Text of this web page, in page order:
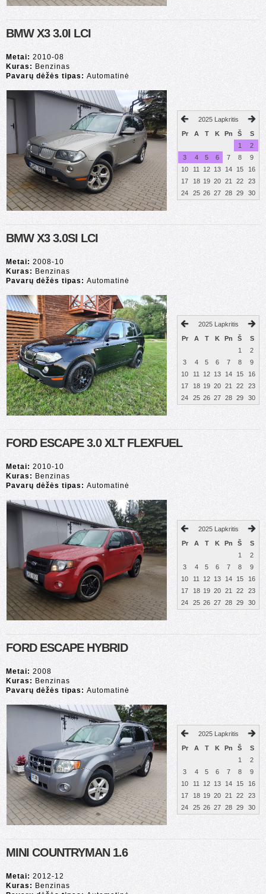
BMW X3 3.0I LCI
Metai: 2010-08
Kuras: Benzinas
Pavarų dėžės tipas: Automatinė
2025 Lapkritis
Pr
A T K Pn Š
S
1
2
3
4 5 6 7 8
9
10
11 12 13 14 15
16
17
18 19 20 21 22
23
24
25 26 27 28 29 30
BMW X3 3.0SI LCI
Metai: 2008-10
Kuras: Benzinas
Pavarų dėžės tipas: Automatinė
2025 Lapkritis
Pr
A T K Pn Š
S
1
2
3
4 5 6 7 8
9
10
11 12 13 14 15
16
17
18 19 20 21 22
23
24
25 26 27 28 29 30
FORD ESCAPE 3.0 XLT FLEXFUEL
Metai: 2010-10
Kuras: Benzinas
Pavarų dėžės tipas: Automatinė
2025 Lapkritis
Pr
A T K Pn Š
S
1
2
3
4 5 6 7 8
9
10
11 12 13 14 15
16
17
18 19 20 21 22
23
24
25 26 27 28 29 30
FORD ESCAPE HYBRID
Metai: 2008
Kuras: Benzinas
Pavarų dėžės tipas: Automatinė
2025 Lapkritis
Pr
A T K Pn Š
S
1
2
3
4 5 6 7 8
9
10
11 12 13 14 15
16
17
18 19 20 21 22
23
24
25 26 27 28 29 30
MINI COUNTRYMAN 1.6
Metai: 2012-12
Kuras: Benzinas